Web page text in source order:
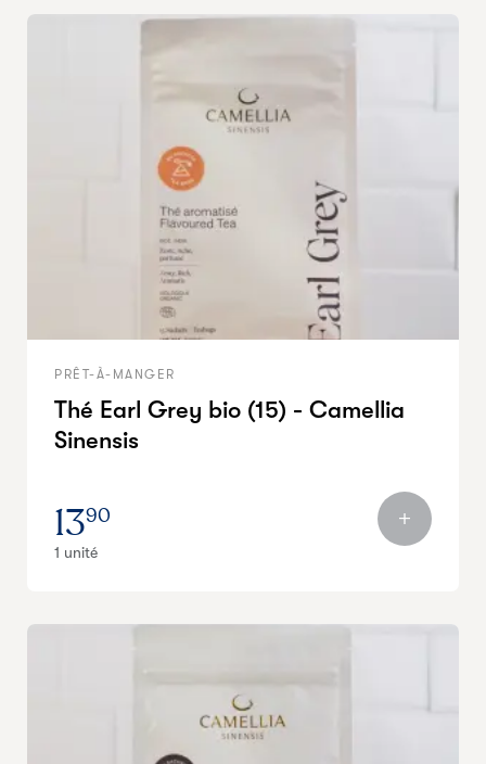
PRÊT-À-MANGER
Thé Earl Grey bio (15) - Camellia
Sinensis
1390
1 unité